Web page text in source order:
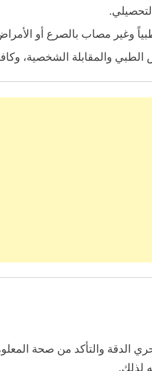
وغير مصاب بالصرع أو
الطبي والمقابلة الشخصية،
الدقة والتأكد من صحة
لذلك.